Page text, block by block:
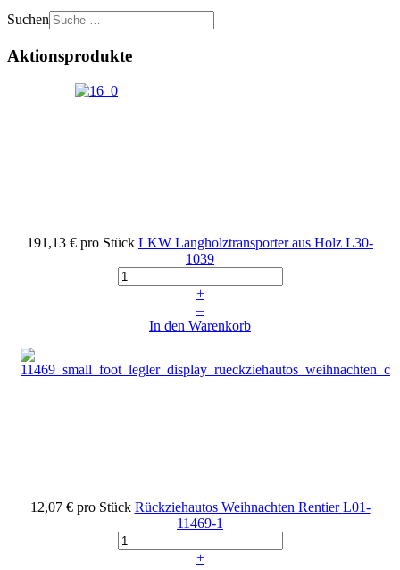
Suchen
Aktionsprodukte
191,13 € pro Stück LKW Langholztransporter aus Holz L30-
1039
+
–
In den Warenkorb
12,07 € pro Stück Rückziehautos Weihnachten RentierL01-
11469-1
+